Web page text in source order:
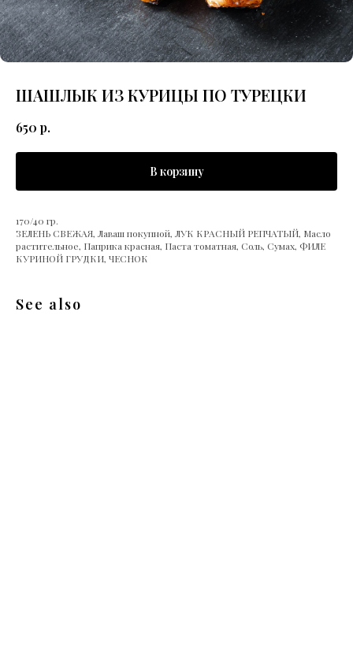
ШАШЛЫК ИЗ КУРИЦЫ ПО ТУРЕЦКИ
650 р.
В корзину
170/40 гр.
ЗЕЛЕНЬ СВЕЖАЯ, Лаваш покупной, ЛУК КРАСНЫЙ РЕПЧАТЫЙ, Масло
растительное, Паприка красная, Паста томатная, Соль, Сумах, ФИЛЕ
КУРИНОЙ ГРУДКИ, ЧЕСНОК
See also